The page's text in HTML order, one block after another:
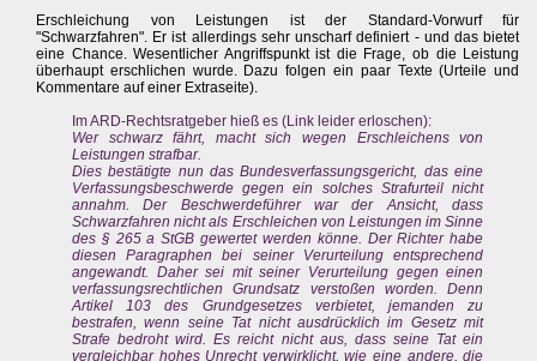
Erschleichung von Leistungen ist der Standard-Vorwurf für
"Schwarzfahren". Er ist allerdings sehr unscharf definiert - und das bietet
eine Chance. Wesentlicher Angriffspunkt ist die Frage, ob die Leistung
überhaupt erschlichen wurde. Dazu folgen ein paar Texte (Urteile und
Kommentare auf einer Extraseite).
Im ARD-Rechtsratgeber hieß es (Link leider erloschen):
Wer schwarz fährt, macht sich wegen Erschleichens von
Leistungen strafbar.
Dies bestätigte nun das Bundesverfassungsgericht, das eine
Verfassungsbeschwerde gegen ein solches Strafurteil nicht
annahm. Der Beschwerdeführer war der Ansicht, dass
Schwarzfahren nicht als Erschleichen von Leistungen im Sinne
des § 265 a StGB gewertet werden könne. Der Richter habe
diesen Paragraphen bei seiner Verurteilung entsprechend
angewandt. Daher sei mit seiner Verurteilung gegen einen
verfassungsrechtlichen Grundsatz verstoßen worden. Denn
Artikel 103 des Grundgesetzes verbietet, jemanden zu
bestrafen, wenn seine Tat nicht ausdrücklich im Gesetz mit
Strafe bedroht wird. Es reicht nicht aus, dass seine Tat ein
vergleichbar hohes Unrecht verwirklicht, wie eine andere, die